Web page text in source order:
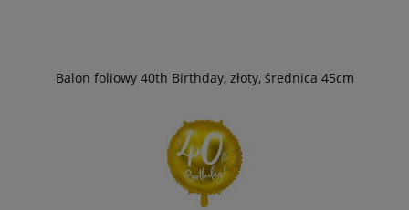
Balon foliowy 40th Birthday, złoty, średnica 45cm